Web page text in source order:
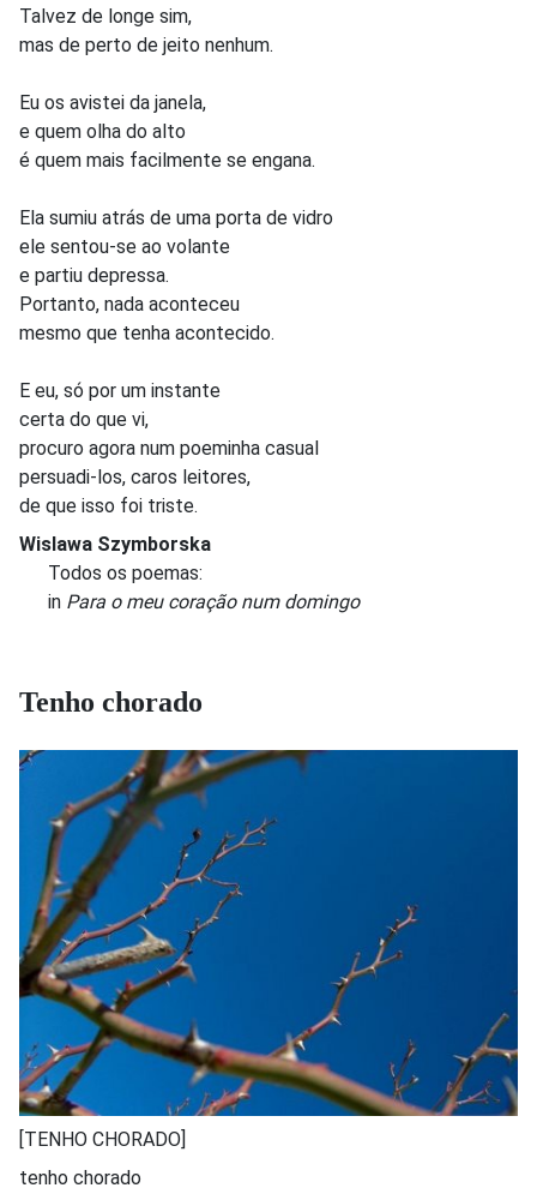
Talvez de longe sim,
mas de perto de jeito nenhum.
Eu os avistei da janela,
e quem olha do alto
é quem mais facilmente se engana.
Ela sumiu atrás de uma porta de vidro
ele sentou-se ao volante
e partiu depressa.
Portanto, nada aconteceu
mesmo que tenha acontecido.
E eu, só por um instante
certa do que vi,
procuro agora num poeminha casual
persuadi-los, caros leitores,
de que isso foi triste.
Wislawa Szymborska
Todos os poemas:
in Para o meu coração num domingo
Tenho chorado
[TENHO CHORADO]
tenho chorado